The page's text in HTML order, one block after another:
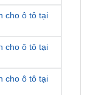
cho ô tô tại
cho ô tô tại
cho ô tô tại